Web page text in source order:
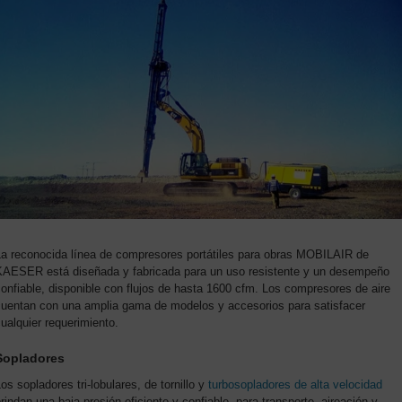
reconocida línea de compresores portátiles para obras MOBILAIR de
está diseñada y fabricada para un uso resistente y un desempeño
disponible con flujos de hasta 1600 cfm. Los compresores de aire
con una amplia gama de modelos y accesorios para satisfacer
requerimiento.
sopladores tri-lobulares, de tornillo y turbosopladores de alta velocidad